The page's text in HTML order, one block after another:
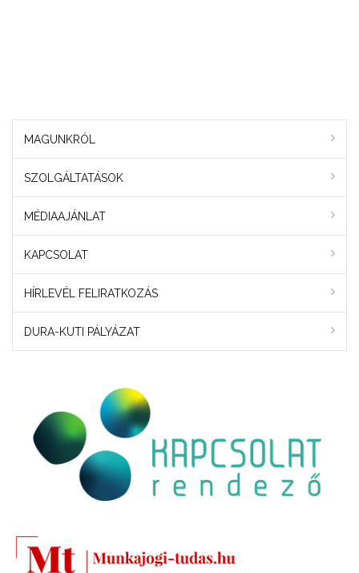
MAGUNKRÓL
SZOLGÁLTATÁSOK
MÉDIAAJÁNLAT
KAPCSOLAT
HÍRLEVÉL FELIRATKOZÁS
DURA-KUTI PÁLYÁZAT